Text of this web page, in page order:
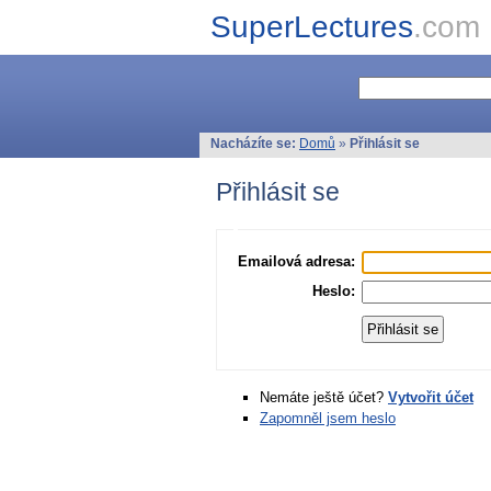
SuperLectures.com
Nacházíte se: Domů » Přihlásit se
Přihlásit se
Emailová adresa:
Heslo:
Nemáte ještě účet? Vytvořit účet
Zapomněl jsem heslo